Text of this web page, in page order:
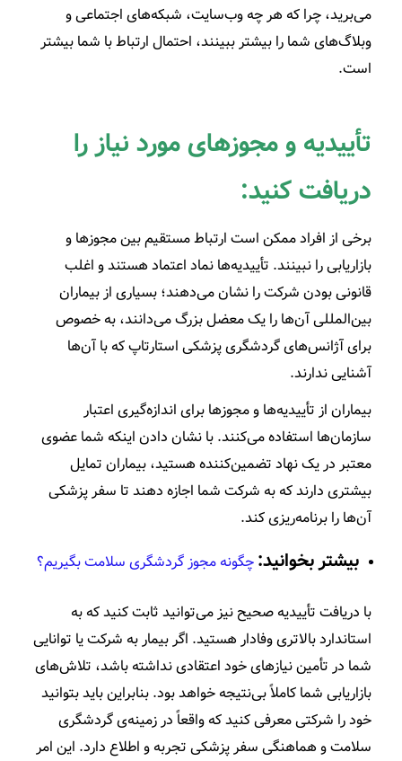
می‌برید، چرا که هر چه وب‌سایت، شبکه‌های اجتماعی و
وبلاگ‌های شما را بیشتر ببینند، احتمال ارتباط با شما بیشتر
است.
تأییدیه و مجوزهای مورد نیاز را
دریافت کنید:
برخی از افراد ممکن است ارتباط مستقیم بین مجوزها و
بازاریابی را نبینند. تأییدیه‌ها نماد‌ اعتماد هستند و اغلب
قانونی بودن شرکت را نشان می‌دهند؛ بسیاری از بیماران
بین‌المللی آن‌ها را یک معضل بزرگ می‌دانند، به خصوص
برای آژانس‌های گردشگری پزشکی استارتاپ که با آن‌ها
آشنایی ندارند.
بیماران از تأییدیه‌ها و مجوزها برای اندازه‌گیری اعتبار
سازمان‌ها استفاده می‌کنند. با نشان دادن اینکه شما عضوی
معتبر در یک نهاد تضمین‌کننده هستید، بیماران تمایل
بیشتری دارند که به شرکت شما اجازه دهند تا سفر پزشکی
آن‌ها را برنامه‌ریزی کند.
بیشتر بخوانید: چگونه مجوز گردشگری سلامت بگیریم؟
با دریافت تأییدیه صحیح نیز می‌توانید ثابت کنید که به
استاندارد بالاتری وفادار هستید. اگر بیمار به شرکت یا توانایی
شما در تأمین نیازهای خود اعتقادی نداشته باشد، تلاش‌های
بازاریابی شما کاملاً بی‌نتیجه خواهد بود. بنابراین باید بتوانید
خود را شرکتی معرفی کنید که واقعاً در زمینه‌ی گردشگری
سلامت و هماهنگی سفر پزشکی تجربه و اطلاع دارد. این امر